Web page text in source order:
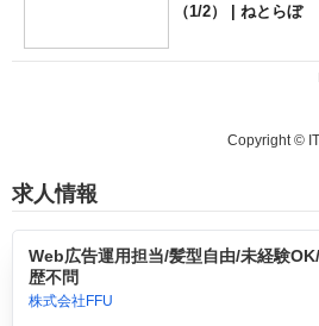
（1/2） | ねとらぼ
Copyright ©
求人情報
Web広告運用担当/髪型自由/未経験
歴不問
株式会社FFU